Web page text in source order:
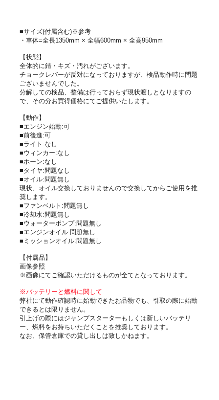
■サイズ(付属含む)※参考
・車体=全長1350mm × 全幅600mm × 全高950mm
【状態】
全体的に錆・キズ・汚れがございます。
チョークレバーが反対になっておりますが、検品動作時に問題
ございませんでした。
分解しての検品、整備は行っておらず現状渡しとなりますの
で、その分お買得価格にてご提供いたします。
【動作】
■エンジン始動:可
■前後進:可
■ライト:なし
■ウィンカー:なし
■ホーン:なし
■タイヤ:問題なし
■オイル:問題無し
現状、オイル交換しておりませんので交換してからご使用を推
奨します。
■ファンベルト:問題無し
■冷却水:問題無し
■ウォーターポンプ:問題無し
■エンジンオイル:問題無し
■ミッションオイル:問題無し
【付属品】
画像参照
※画像にてご確認いただけるものが全てとなっております。
※バッテリーと燃料に関して
弊社にて動作確認時に始動できたお品物でも、引取の際に始動
できるとは限りません。
引上げの際にはジャンプスターターもしくは新しいバッテリ
ー、燃料をお持ちいただくことを推奨しております。
なお、保管倉庫での貸し出しは致しかねます。